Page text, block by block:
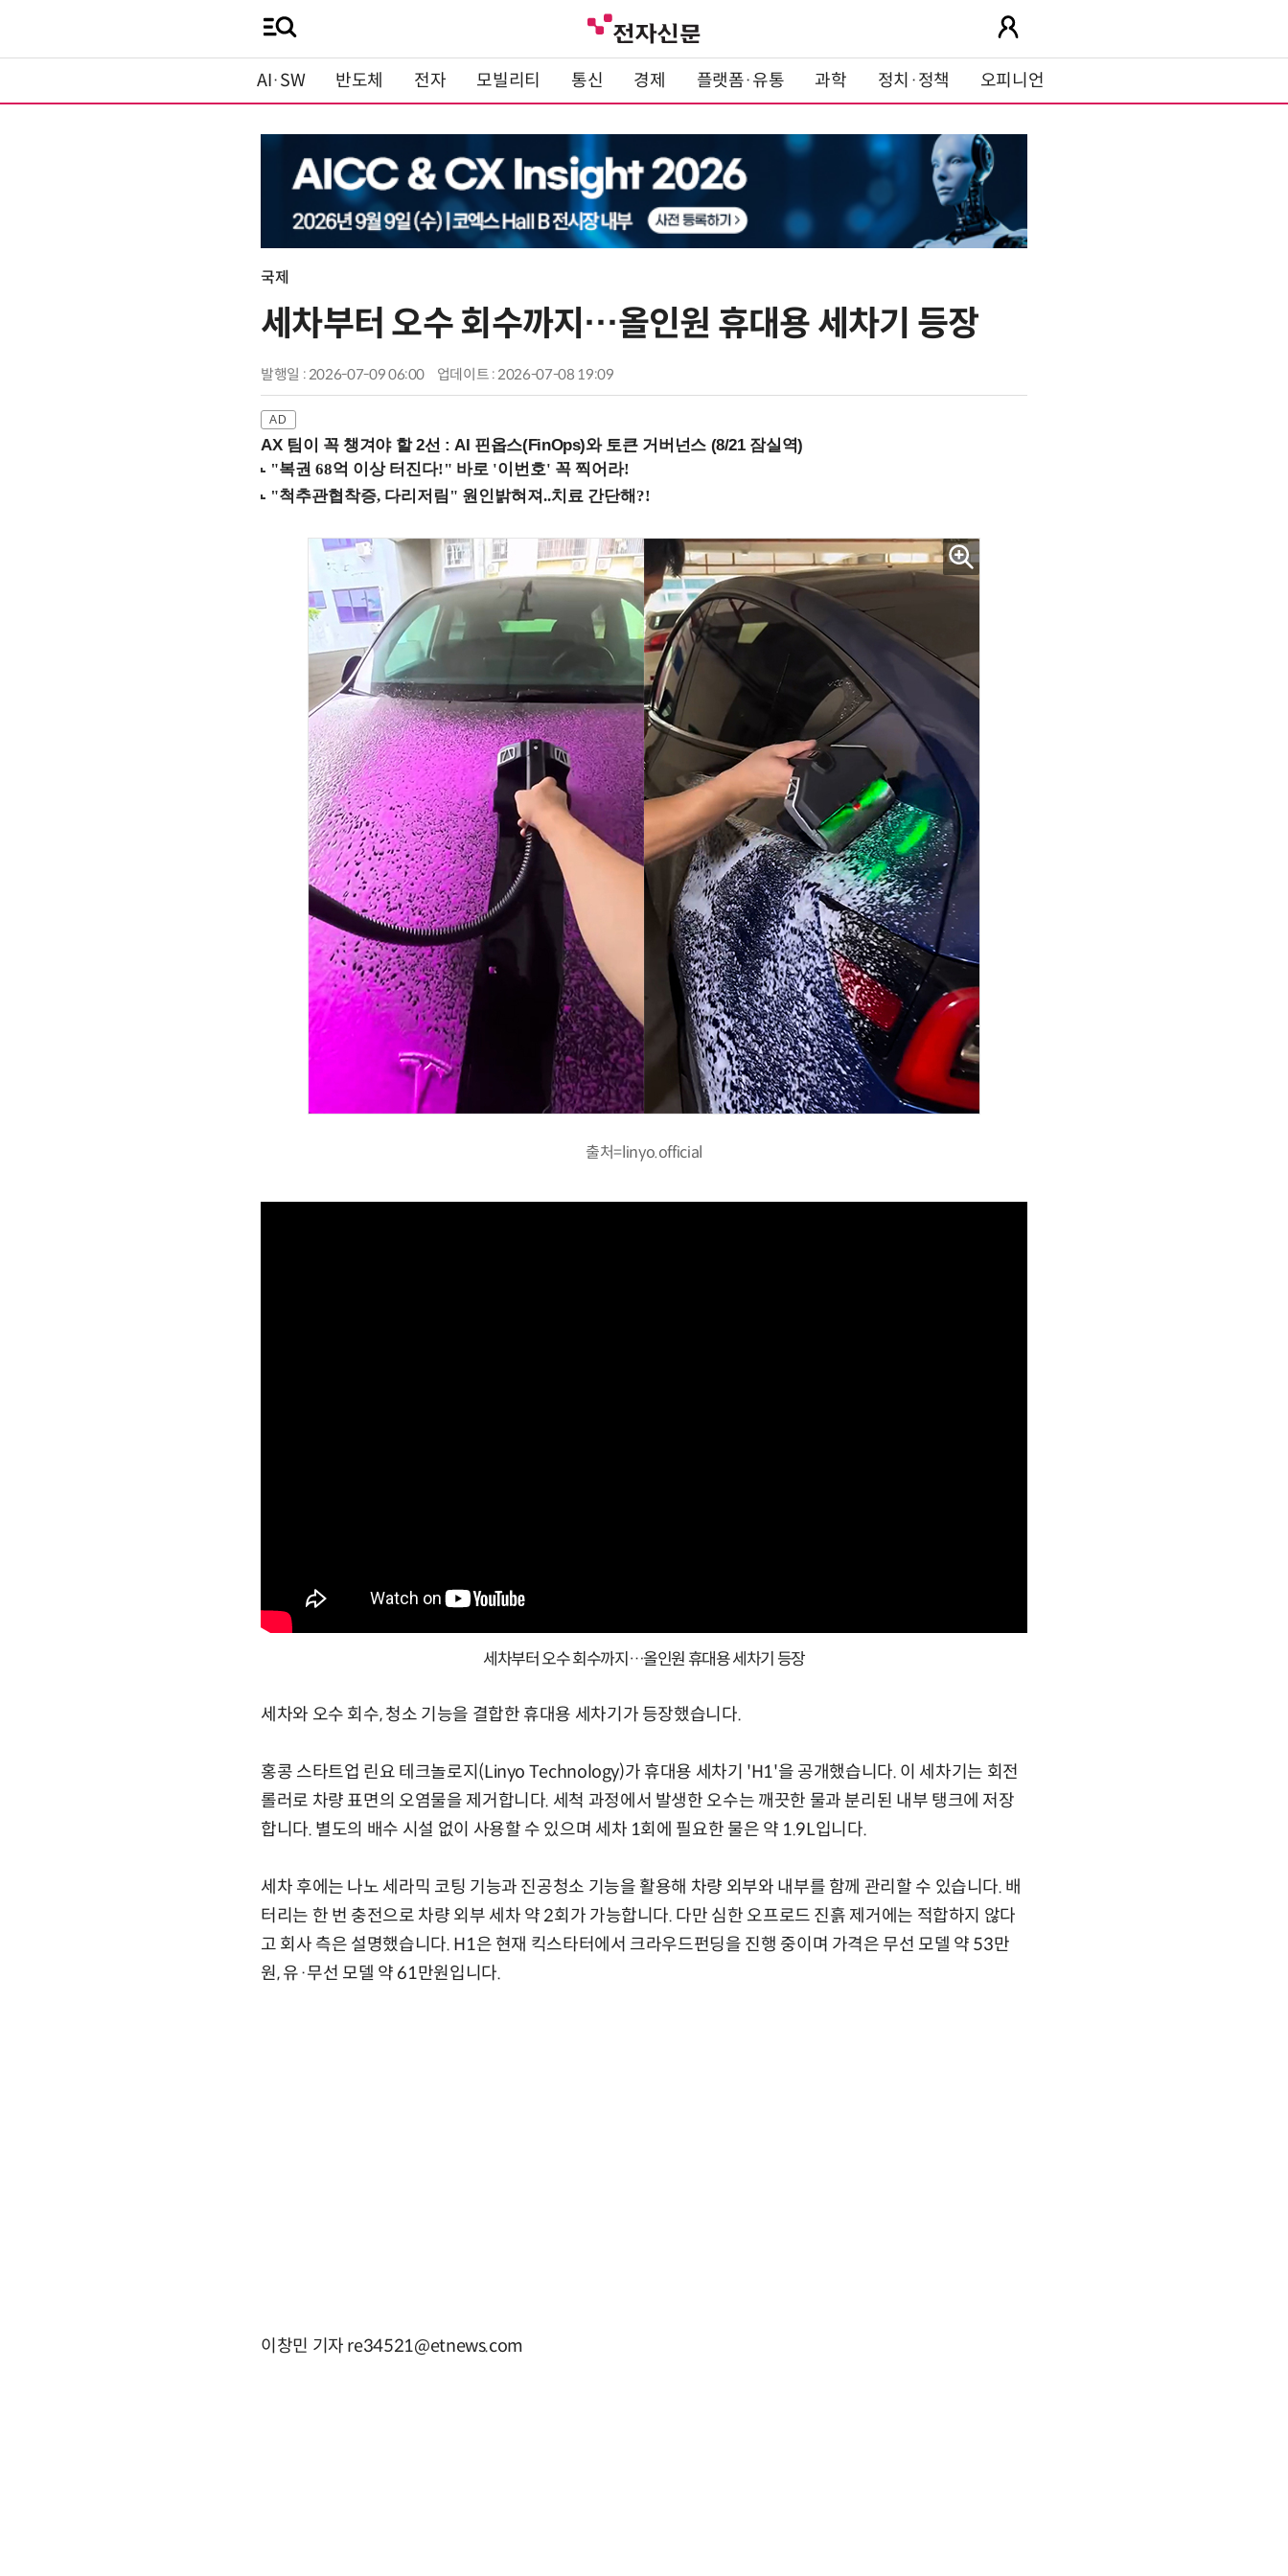
AI·SW 반도체 전자 모빌리티 통신 경제 플랫폼·유통 과학 정치·정책 오피니언
국제
세차부터 오수 회수까지…올인원 휴대용 세차기 등장
발행일 : 2026-07-09 06:00 업데이트 : 2026-07-08 19:09
AX 팀이 꼭 챙겨야 할 2선 : AI 핀옵스(FinOps)와 토큰 거버넌스 (8/21 잠실역)
출처=linyo.official
세차부터 오수 회수까지…올인원 휴대용 세차기 등장
세차와 오수 회수, 청소 기능을 결합한 휴대용 세차기가 등장했습니다.
홍콩 스타트업 린요 테크놀로지(Linyo Technology)가 휴대용 세차기 'H1'을 공개했습니다. 이 세차기는 회전
롤러로 차량 표면의 오염물을 제거합니다. 세척 과정에서 발생한 오수는 깨끗한 물과 분리된 내부 탱크에 저장
합니다. 별도의 배수 시설 없이 사용할 수 있으며 세차 1회에 필요한 물은 약 1.9L입니다.
세차 후에는 나노 세라믹 코팅 기능과 진공청소 기능을 활용해 차량 외부와 내부를 함께 관리할 수 있습니다. 배
터리는 한 번 충전으로 차량 외부 세차 약 2회가 가능합니다. 다만 심한 오프로드 진흙 제거에는 적합하지 않다
고 회사 측은 설명했습니다. H1은 현재 킥스타터에서 크라우드펀딩을 진행 중이며 가격은 무선 모델 약 53만
원, 유·무선 모델 약 61만원입니다.
이창민 기자 re34521@etnews.com